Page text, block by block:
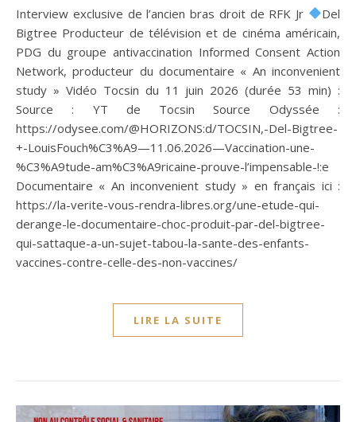
Interview exclusive de l’ancien bras droit de RFK Jr
Del
Bigtree Producteur de télévision et de cinéma américain,
PDG du groupe antivaccination Informed Consent Action
Network, producteur du documentaire « An inconvenient
study » Vidéo Tocsin du 11 juin 2026 (durée 53 min) :
Source : YT de Tocsin Source Odyssée :
https://odysee.com/@HORIZONS:d/TOCSIN,-Del-Bigtree-
+-LouisFouch%C3%A9—11.06.2026—Vaccination-une-
%C3%A9tude-am%C3%A9ricaine-prouve-l’impensable-!:e
Documentaire « An inconvenient study » en français ici :
https://la-verite-vous-rendra-libres.org/une-etude-qui-
derange-le-documentaire-choc-produit-par-del-bigtree-
qui-sattaque-a-un-sujet-tabou-la-sante-des-enfants-
vaccines-contre-celle-des-non-vaccines/
LIRE LA SUITE